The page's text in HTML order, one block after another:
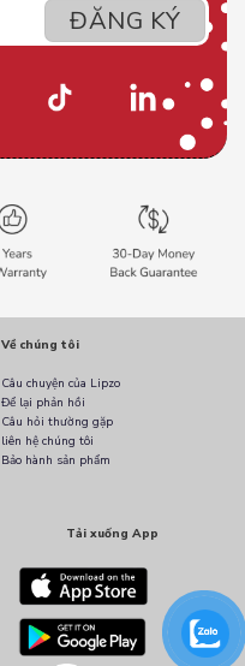
Về chúng tôi
Câu chuyện của Lipzo
Để lại phản hồi
Câu hỏi thường gặp
liên hệ chúng tôi
Bảo hành sản phẩm
Tải xuống App